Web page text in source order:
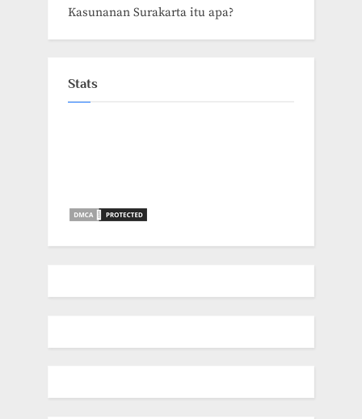
Kasunanan Surakarta itu apa?
Stats